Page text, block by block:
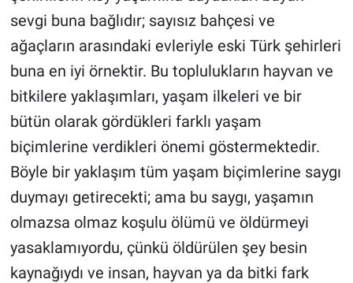
sevgi buna bağlıdır; sayısız bahçesi ve
ağaçların arasındaki evleriyle eski Türk şehirleri
buna en iyi örnektir. Bu toplulukların hayvan ve
bitkilere yaklaşımları, yaşam ilkeleri ve bir
bütün olarak gördükleri farklı yaşam
biçimlerine verdikleri önemi göstermektedir.
Böyle bir yaklaşım tüm yaşam biçimlerine saygı
duymayı getirecekti; ama bu saygı, yaşamın
olmazsa olmaz koşulu ölümü ve öldürmeyi
yasaklamıyordu, çünkü öldürülen şey besin
kaynağıydı ve insan, hayvan ya da bitki fark